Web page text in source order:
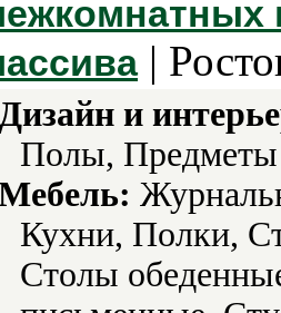
|
и
Полы, Предметы
Кухни, Полки,
Столы